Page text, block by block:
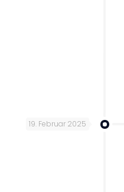
19. Februar 2025